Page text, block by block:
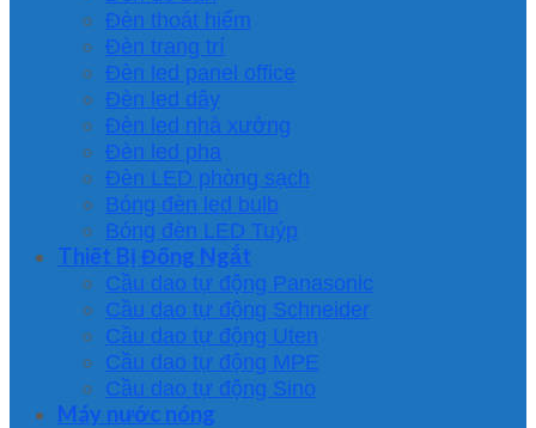
Đèn thoát hiểm
Đèn trang trí
Đèn led panel office
Đèn led dây
Đèn led nhà xưởng
Đèn led pha
Đèn LED phòng sạch
Bóng đèn led bulb
Bóng đèn LED Tuýp
Thiết Bị Đống Ngắt
Cầu dao tự động Panasonic
Cầu dao tự động Schneider
Cầu dao tự động Uten
Cầu dao tự động MPE
Cầu dao tự động Sino
Máy nước nóng